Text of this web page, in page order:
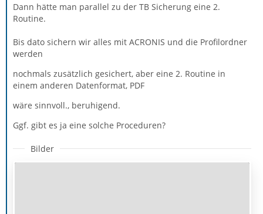
Dann hätte man parallel zu der TB Sicherung eine 2.
Routine.
Bis dato sichern wir alles mit ACRONIS und die Profilordner
werden
nochmals zusätzlich gesichert, aber eine 2. Routine in
einem anderen Datenformat, PDF
wäre sinnvoll., beruhigend.
Ggf. gibt es ja eine solche Proceduren?
Bilder